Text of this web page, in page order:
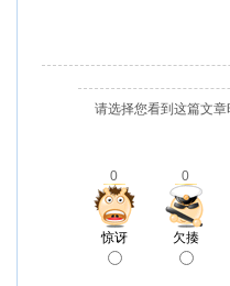
请选择您看到这篇文
0 0
惊讶 欠揍